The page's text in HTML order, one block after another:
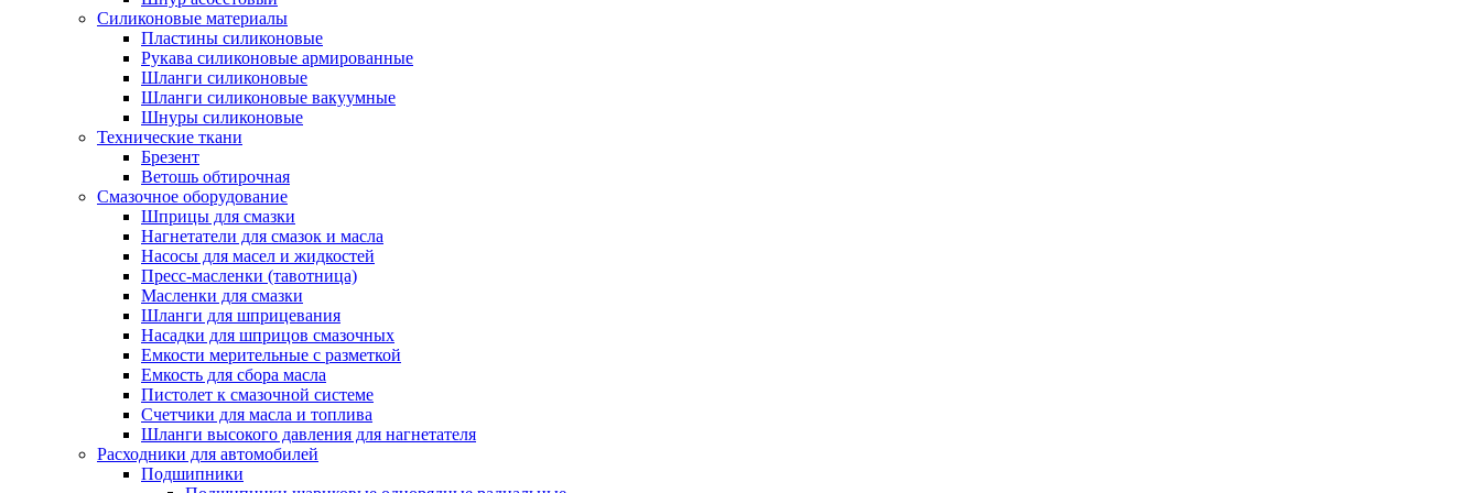
Силиконовые материалы
Пластины силиконовые
Рукава силиконовые армированные
Шланги силиконовые
Шланги силиконовые вакуумные
Шнуры силиконовые
Технические ткани
Брезент
Ветошь обтирочная
Смазочное оборудование
Шприцы для смазки
Нагнетатели для смазок и масла
Насосы для масел и жидкостей
Пресс-масленки (тавотница)
Масленки для смазки
Шланги для шприцевания
Насадки для шприцов смазочных
Емкости мерительные с разметкой
Емкость для сбора масла
Пистолет к смазочной системе
Счетчики для масла и топлива
Шланги высокого давления для нагнетателя
Расходники для автомобилей
Подшипники